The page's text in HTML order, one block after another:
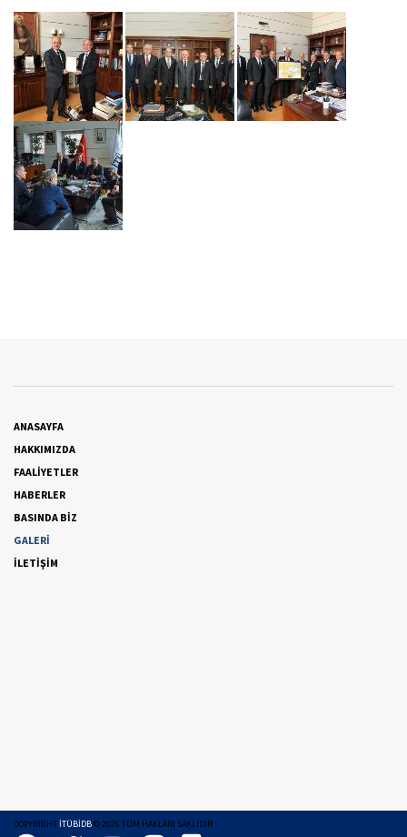
ANASAYFA
HAKKIMIZDA
FAALİYETLER
HABERLER
BASINDA BİZ
GALERİ
İLETİŞİM
COPYRIGHT İTÜBİDB©2026 TÜM HAKLARI SAKLIDIR